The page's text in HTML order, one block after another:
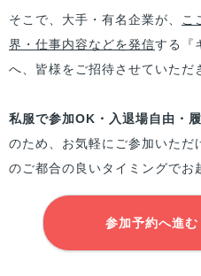
そこで、大手・有名企業が、
こ
界・仕事内容などを発信する『
へ、 皆様をご招待させていただ
私服で参加OK・入退場自由・
のため、お気軽にご参加いただ
のご都合の良いタイミングでお
参加予約へ進む